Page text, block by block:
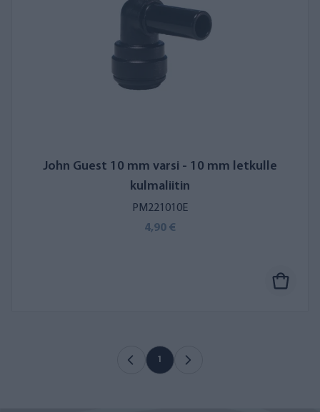
John Guest 10 mm varsi - 10 mm letkulle
kulmaliitin
PM221010E
4,90 €
1